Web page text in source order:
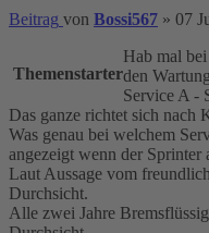
Beitrag von Bossi567 » 07
Themenstarter
Hab mal
den
Service A -
Das ganze richtet sich nach
Was genau bei welchem
angezeigt wenn der Sprinter
Laut Aussage vom
Durchsicht.
Alle zwei Jahre